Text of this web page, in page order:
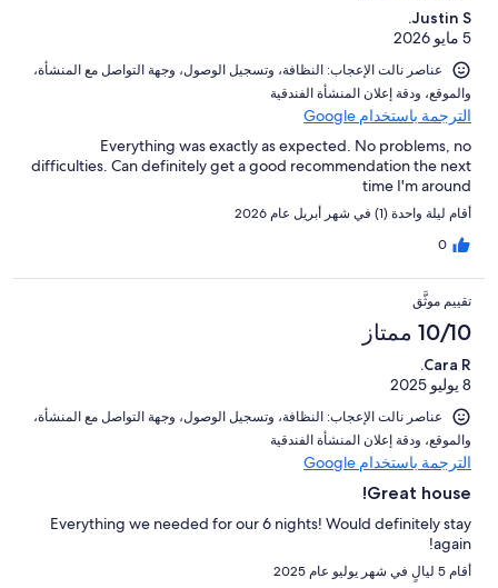
Justin S.
5 مايو 2026
عناصر نالت الإعجاب: ⁦النظافة⁩، و⁦تسجيل الوصول⁩، و⁦جهة التواصل مع المنشأة⁩،
و⁦الموقع⁩، و⁦دقة إعلان المنشأة الفندقية⁩
الترجمة باستخدام Google
Everything was exactly as expected. No problems, no
difficulties. Can definitely get a good recommendation the next
time I'm around
أقام ليلة واحدة (1) في شهر أبريل عام 2026
0
تقييم موثَّق
10/10 ممتاز
Cara R.
8 يوليو 2025
عناصر نالت الإعجاب: ⁦النظافة⁩، و⁦تسجيل الوصول⁩، و⁦جهة التواصل مع المنشأة⁩،
و⁦الموقع⁩، و⁦دقة إعلان المنشأة الفندقية⁩
الترجمة باستخدام Google
Great house!
Everything we needed for our 6 nights! Would definitely stay
again!
أقام 5 ليالٍ في شهر يوليو عام 2025